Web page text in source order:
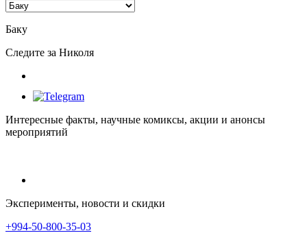
Баку
Следите за Николя
Интересные факты, научные комиксы, акции и анонсы
мероприятий
Эксперименты, новости и скидки
+994-50-800-35-03